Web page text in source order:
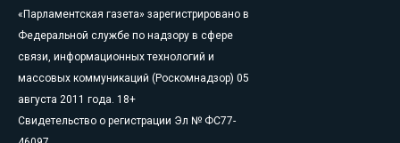
«Парламентская газета» зарегистрировано в
Федеральной службе по надзору в сфере
связи, информационных технологий и
массовых коммуникаций (Роскомнадзор) 05
августа 2011 года. 18+
Свидетельство о регистрации Эл № ФС77-